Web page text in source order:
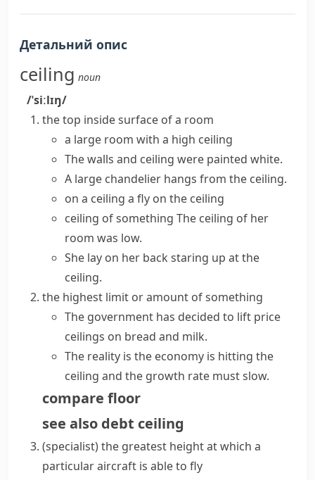
Детальний опис
ceiling noun
/ˈsiːlɪŋ/
the top inside surface of a room
a large room with a high ceiling
Thewalls and ceiling were painted white.
A large chandelier hangs from the ceiling.
on a ceiling a fly on the ceiling
ceiling of something The ceiling of her
room was low.
She lay on her back staring up at the
ceiling.
the highest limit or amount of something
The government has decided to lift price
ceilings on bread and milk.
The reality is the economy is hitting the
ceiling and the growth rate must slow.
compare floor
see also debt ceiling
(specialist)the greatest height at which a
particular aircraft is able to fly